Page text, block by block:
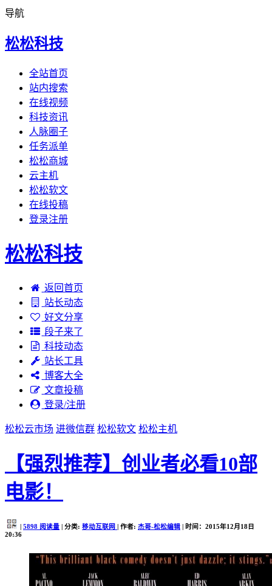
导航
松松科技
全站首页
站内搜索
在线视频
科技资讯
人脉圈子
任务派单
松松商城
云主机
松松软文
在线投稿
登录注册
松松科技
返回首页
站长动态
好文分享
段子来了
科技动态
站长工具
博客大全
文章投稿
登录/注册
松松云市场 进微信群 松松软文 松松主机
【强烈推荐】创业者必看10部
电影！
| 5898 阅读量 | 分类: 移动互联网 | 作者: 杰哥-松松编辑 | 时间：2015年12月18日
20:36